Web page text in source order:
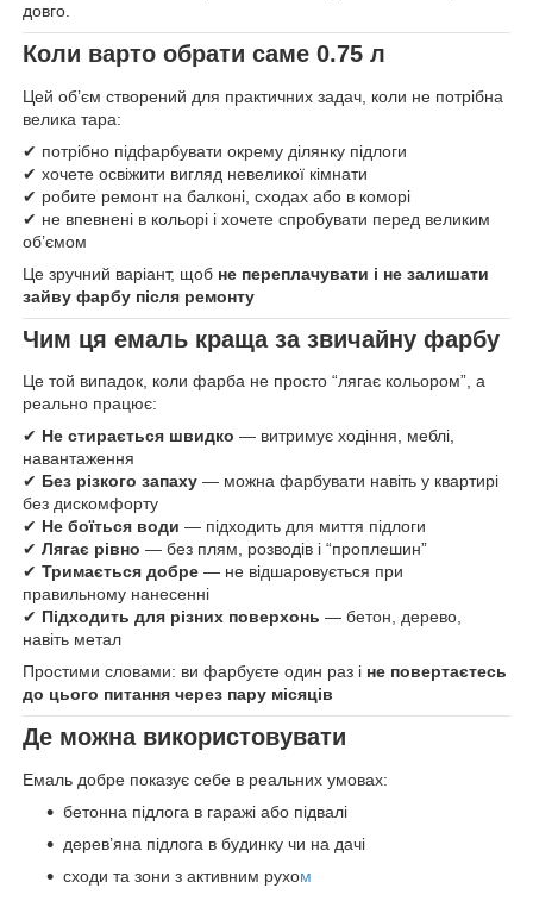
довго.
Коли варто обрати саме 0.75 л
Цей об’єм створений для практичних задач, коли не потрібна
велика тара:
✔ потрібно підфарбувати окрему ділянку підлоги
✔ хочете освіжити вигляд невеликої кімнати
✔ робите ремонт на балконі, сходах або в коморі
✔ не впевнені в кольорі і хочете спробувати перед великим
об’ємом
Це зручний варіант, щоб не переплачувати і не залишати
зайву фарбу після ремонту
Чим ця емаль краща за звичайну фарбу
Це той випадок, коли фарба не просто “лягає кольором”, а
реально працює:
✔ Не стирається швидко — витримує ходіння, меблі,
навантаження
✔ Без різкого запаху — можна фарбувати навіть у квартирі
без дискомфорту
✔ Не боїться води — підходить для миття підлоги
✔ Лягає рівно — без плям, розводів і “проплешин”
✔ Тримається добре — не відшаровується при
правильному нанесенні
✔ Підходить для різних поверхонь — бетон, дерево,
навіть метал
Простими словами: ви фарбуєте один раз і не повертаєтесь
до цього питання через пару місяців
Де можна використовувати
Емаль добре показує себе в реальних умовах:
бетонна підлога в гаражі або підвалі
дерев’яна підлога в будинку чи на дачі
сходи та зони з активним рухом